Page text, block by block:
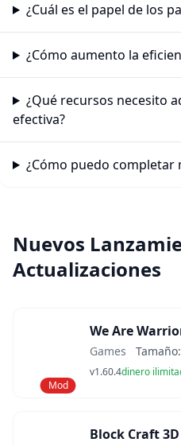
¿Cuál es el papel de los
¿Cómo aumento la
¿Qué recursos necesito
efectiva?
¿Cómo puedo completar
Nuevos
Actualizaciones
Mod
Games Tamaño:
v1.60.4dinero